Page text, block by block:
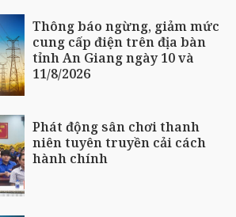
Thông báo ngừng, giảm mức
cung cấp điện trên địa bàn
tỉnh An Giang ngày 10 và
11/8/2026
Phát động sân chơi thanh
niên tuyên truyền cải cách
hành chính